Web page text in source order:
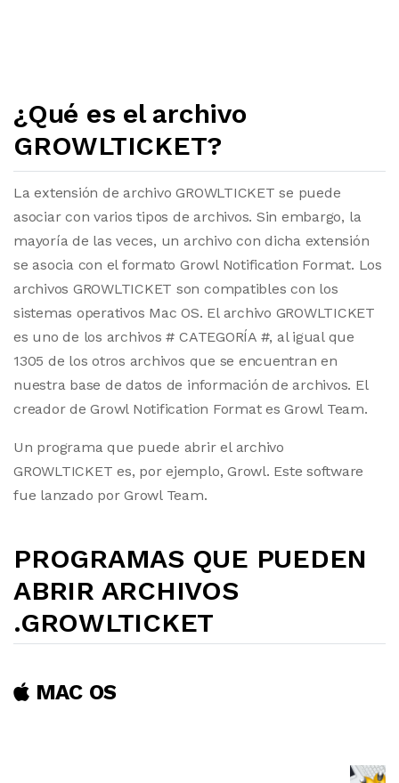
¿Qué es el archivo
GROWLTICKET?
La extensión de archivo GROWLTICKET se puede
asociar con varios tipos de archivos. Sin embargo, la
mayoría de las veces, un archivo con dicha extensión
se asocia con el formato Growl Notification Format. Los
archivos GROWLTICKET son compatibles con los
sistemas operativos Mac OS. El archivo GROWLTICKET
es uno de los archivos # CATEGORÍA #, al igual que
1305 de los otros archivos que se encuentran en
nuestra base de datos de información de archivos. El
creador de Growl Notification Format es Growl Team.
Un programa que puede abrir el archivo
GROWLTICKET es, por ejemplo, Growl. Este software
fue lanzado por Growl Team.
PROGRAMAS QUE PUEDEN
ABRIR ARCHIVOS
.GROWLTICKET
MAC OS